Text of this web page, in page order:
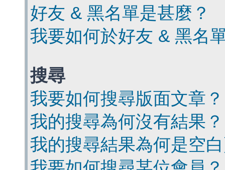
好友 & 黑名單是甚麼？
我要如何於好友 & 黑名
搜尋
我要如何搜尋版面文章？
我的搜尋為何沒有結果？
我的搜尋結果為何是空